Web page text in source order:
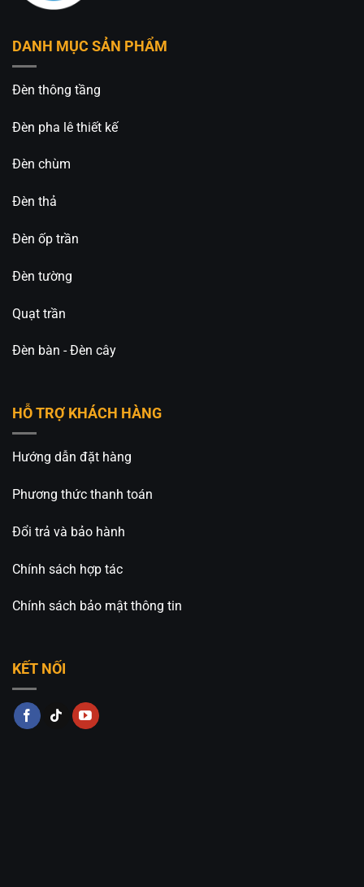
DANH MỤC SẢN PHẨM
Đèn thông tầng
Đèn pha lê thiết kế
Đèn chùm
Đèn thả
Đèn ốp trần
Đèn tường
Quạt trần
Đèn bàn - Đèn cây
HỖ TRỢ KHÁCH HÀNG
Hướng dẫn đặt hàng
Phương thức thanh toán
Đổi trả và bảo hành
Chính sách hợp tác
Chính sách bảo mật thông tin
KẾT NỐI